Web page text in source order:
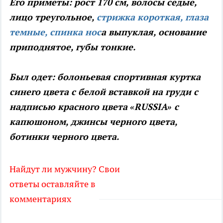
лицо треугольное, стрижка короткая, глаза
темные, спинка носа выпуклая, основание
приподнятое, губы тонкие.
Был одет: болоньевая спортивная куртка
синего цвета с белой вставкой на груди с
надписью красного цвета «RUSSIA» с
капюшоном, джинсы черного цвета,
ботинки черного цвета.
Найдут ли мужчину? Свои
ответы оставляйте в
комментариях